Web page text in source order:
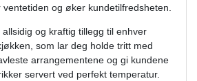
og øker kundetilfredsheten.
og kraftig tillegg til enhver
som lar deg holde tritt med
arrangementene og gi kundene
servert ved perfekt temperatur.